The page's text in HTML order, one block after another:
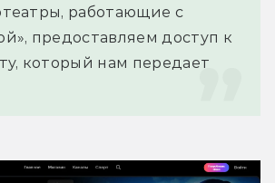
работающие с
предоставляем доступ к
который нам передает